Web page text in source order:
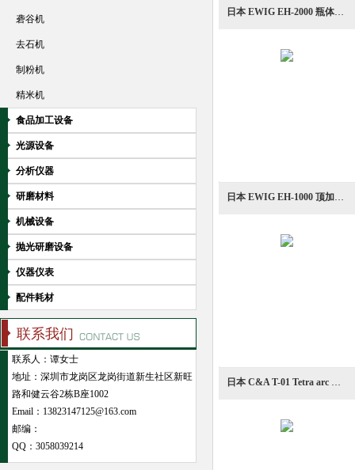
日本 EWIG EH-2000 瓶体振动测量装置
日本 EWIG EH-1000 顶加载测试仪
日本 C&A T-01 Tetra arc 结晶育成装置
砻谷机
去石机
制粉机
精米机
食品加工设备
光源设备
分析仪器
研磨材料
机械设备
抛光研磨设备
仪器仪表
配件耗材
联系我们
联系人：谭女士
地址：深圳市龙岗区龙岗街道新生社区新旺
路和健云谷2栋B座1002
Email：13823147125@163.com
邮编：
QQ： 3058039214